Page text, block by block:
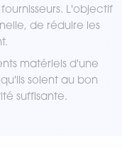
L'objectif
de réduire les
matériels d'une
soient au bon
suffisante.